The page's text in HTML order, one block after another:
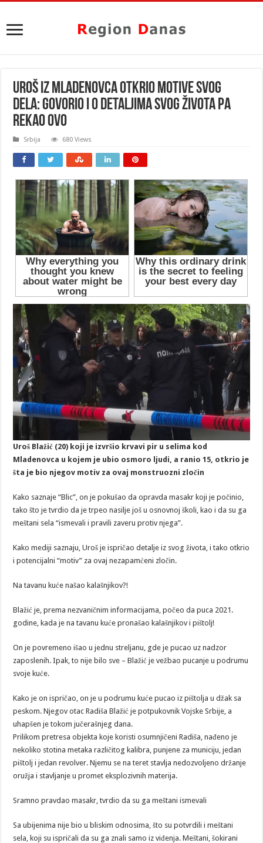
UROŠ IZ MLADENOVCA OTKRIO MOTIVE SVOG
DELA: Govorio i o detaljima svog života pa
REKAO OVO
Srbija 680 Views
Uroš Blažić (20) koji je izvršio krvavi pir u selima kod
Mladenovca u kojem je ubio osmoro ljudi, a ranio 15, otkrio je
šta je bio njegov motiv za ovaj monstruozni zločin
Kako saznaje “Blic”, on je pokušao da opravda masakr koji je počinio,
tako što je tvrdio da je trpeo nasilje još u osnovnoj školi, kao i da su ga
meštani sela “ismevali i pravili zaveru protiv njega”.
Kako mediji saznaju, Uroš je ispričao detalje iz svog života, i tako otkrio
i potencijalni “motiv” za ovaj nezapamćeni zločin.
Na tavanu kuće našao kalašnjikov?!
Blažić je, prema nezvaničnim informacijama, počeo da puca 2021.
godine, kada je na tavanu kuće pronašao kalašnjikov i pištolj!
On je povremeno išao u jednu streljanu, gde je pucao uz nadzor
zaposlenih. Ipak, to nije bilo sve – Blažić je vežbao pucanje u podrumu
svoje kuće.
Kako je on ispričao, on je u podrumu kuće pucao iz pištolja u džak sa
peskom. Njegov otac Radiša Blažić je potpukovnik Vojske Srbije, a
uhapšen je tokom jučerašnjeg dana.
Prilikom pretresa objekta koje koristi osumnjičeni Radiša, nađeno je
nekoliko stotina metaka različitog kalibra, punjene za municiju, jedan
pištolj i jedan revolver. Njemu se na teret stavlja nedozvoljeno držanje
oružja i stavljanje u promet eksplozivnih materija.
Sramno pravdao masakr, tvrdio da su ga meštani ismevali
Sa ubijenima nije bio u bliskim odnosima, što su potvrdili i meštani
sela, koji su ispričali da su ga znali samo iz viđenja. Meštani, šokirani